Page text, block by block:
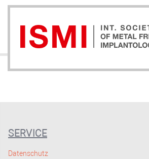
SERVICE
Datenschutz